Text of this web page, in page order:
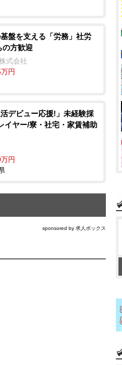
盤を支える「労務」社労
の方歓迎
式会社
円
活デビュー応援!」未経験採
イヤー/寮・社宅・家賃補助
円
sponsored by 求人ボックス